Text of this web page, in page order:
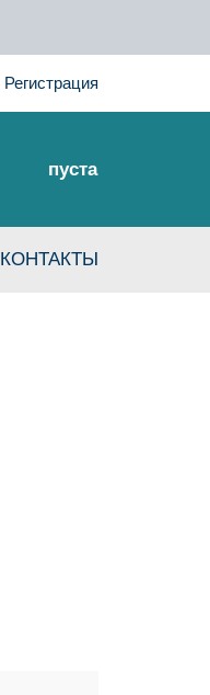
Регистрация
пуста
КОНТАКТЫ